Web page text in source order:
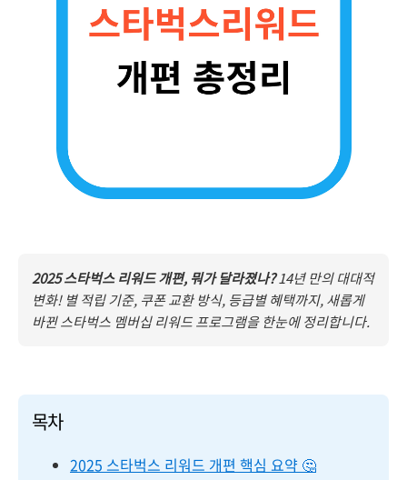
2025 스타벅스 리워드 개편, 뭐가 달라졌나?14년 만의 대대적
변화! 별 적립 기준, 쿠폰 교환 방식, 등급별 혜택까지, 새롭게
바뀐 스타벅스 멤버십 리워드 프로그램을 한눈에 정리합니다.
목차
2025 스타벅스 리워드 개편 핵심 요약 🤔